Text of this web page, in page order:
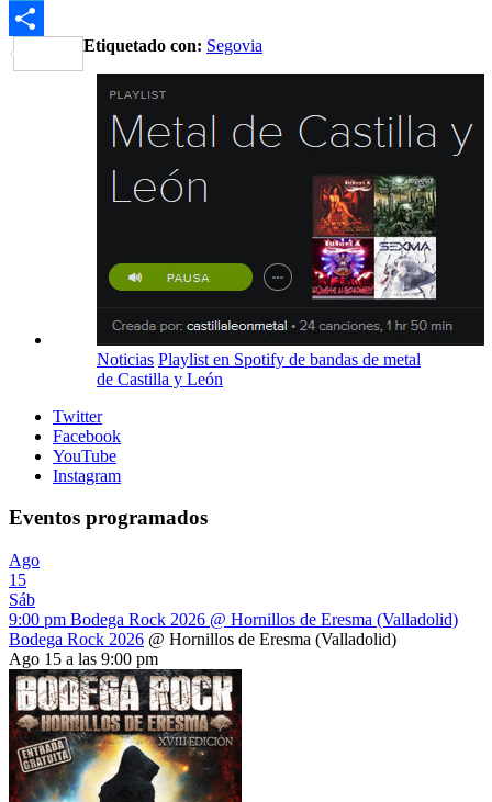
Telegram
Share
Etiquetado con: Segovia
Noticias Playlist en Spotify de bandas de metal
de Castilla y León
Twitter
Facebook
YouTube
Instagram
Eventos programados
Ago
15
Sáb
9:00 pm Bodega Rock 2026 @ Hornillos de Eresma (Valladolid)
Bodega Rock 2026 @ Hornillos de Eresma (Valladolid)
Ago 15 a las 9:00 pm